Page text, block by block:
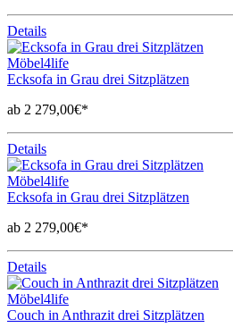
Details
Möbel4life
Ecksofa in Grau drei Sitzplätzen
ab 2 279,00€*
Details
Möbel4life
Ecksofa in Grau drei Sitzplätzen
ab 2 279,00€*
Details
Möbel4life
Couch in Anthrazit drei Sitzplätzen